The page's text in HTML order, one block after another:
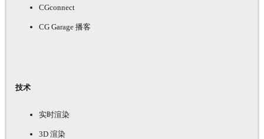
CGconnect
CG Garage 播客
技术
实时渲染
3D 渲染